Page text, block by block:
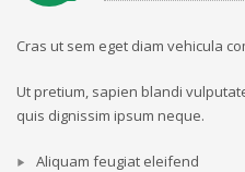
Cras ut sem eget diam vehicula
Ut pretium, sapien blandi
quis dignissim ipsum neque.
Aliquam feugiat eleifend